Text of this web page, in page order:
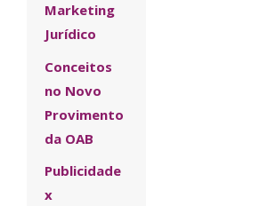
Marketing
Jurídico
Conceitos
no Novo
Provimento
da OAB
Publicidade
x